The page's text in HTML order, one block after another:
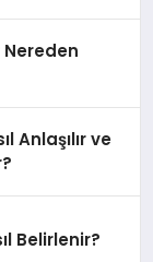
Anlaşılır ve
Belirlenir?